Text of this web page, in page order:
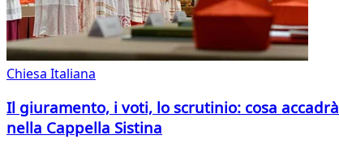
Chiesa Italiana
Il giuramento, i voti, lo scrutinio: cosa accadrà
nella Cappella Sistina